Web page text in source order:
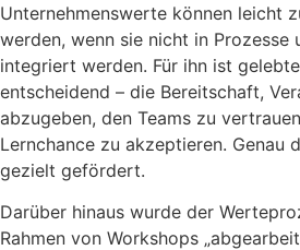
Unternehmenswerte können leicht
werden, wenn sie nicht in Prozesse
integriert werden. Für ihn ist
entscheidend – die Bereitschaft,
abzugeben, den Teams zu
Lernchance zu akzeptieren. Genau
gezielt gefördert.
Darüber hinaus wurde der
Rahmen von Workshops